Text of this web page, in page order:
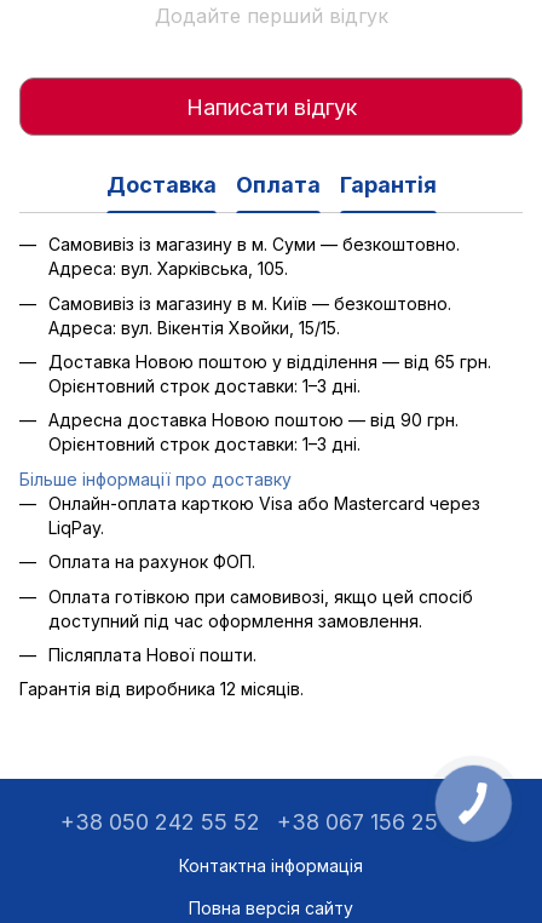
Додайте перший відгук
Написати відгук
Доставка Оплата Гарантія
Самовивіз із магазину в м. Суми — безкоштовно.
Адреса: вул. Харківська, 105.
Самовивіз із магазину в м. Київ — безкоштовно.
Адреса: вул. Вікентія Хвойки, 15/15.
Доставка Новою поштою у відділення — від 65 грн.
Орієнтовний строк доставки: 1–3 дні.
Адресна доставка Новою поштою — від 90 грн.
Орієнтовний строк доставки: 1–3 дні.
Більше інформації про доставку
Онлайн-оплата карткою Visa або Mastercard через
LiqPay.
Оплата на рахунок ФОП.
Оплата готівкою при самовивозі, якщо цей спосіб
доступний під час оформлення замовлення.
Післяплата Нової пошти.
Гарантія від виробника 12 місяців.
+38 050 242 55 52 +38 067 156 25 75
Контактна інформація
Повна версія сайту